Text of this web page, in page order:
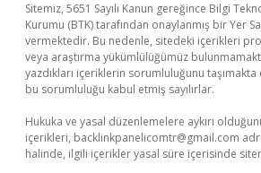
Sitemiz, 5651 Sayılı Kanun gereğince Bilgi
Kurumu (BTK) tarafından onaylanmış bir Yer
vermektedir. Bu nedenle, sitedeki içerikleri
veya araştırma yükümlülüğümüz
yazdıkları içeriklerin sorumluluğunu
bu sorumluluğu kabul etmiş sayılırlar.
Hukuka ve yasal düzenlemelere aykırı
içerikleri, backlinkpanelicomtr@gmail.com
halinde, ilgili içerikler yasal süre içerisinde